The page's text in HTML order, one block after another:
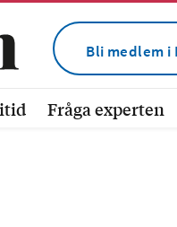
Bli medlem i
Fråga experten